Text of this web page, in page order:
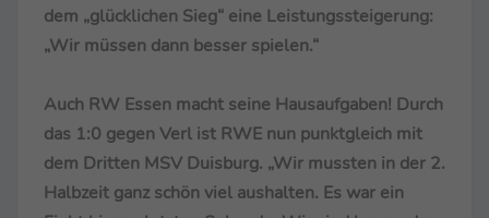
dem „glücklichen Sieg“ eine Leistungssteigerung:
„Wir müssen dann besser spielen.“
Auch RW Essen macht seine Hausaufgaben! Durch
das 1:0 gegen Verl ist RWE nun punktgleich mit
dem Dritten MSV Duisburg. „Wir mussten in der 2.
Halbzeit ganz schön viel aushalten. Es war ein